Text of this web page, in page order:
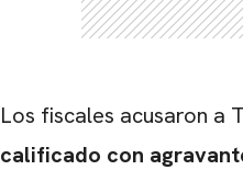
Los fiscales acusaron a
calificado con